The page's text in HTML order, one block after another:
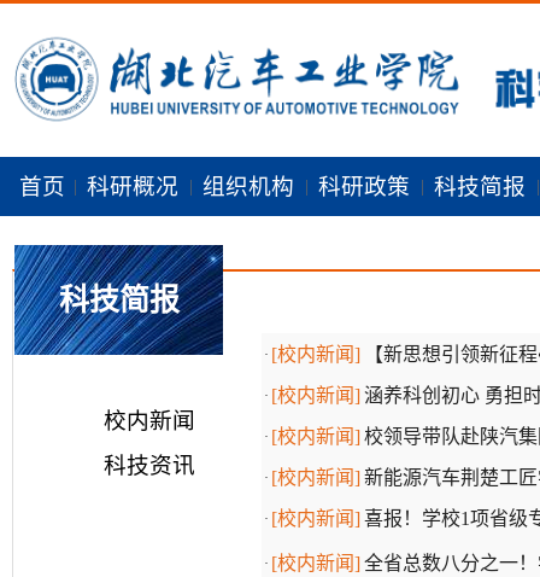
首页 | 科研概况 | 组织机构 | 科研政策 | 科技简报 |
· [校内新闻] 【新思想引领新征
· [校内新闻] 涵养科创初心 勇担
· [校内新闻] 校领导带队赴陕汽
· [校内新闻] 新能源汽车荆楚工
· [校内新闻] 喜报！学校1项省级
· [校内新闻] 全省总数八分之一
科技简报
校内新闻
科技资讯